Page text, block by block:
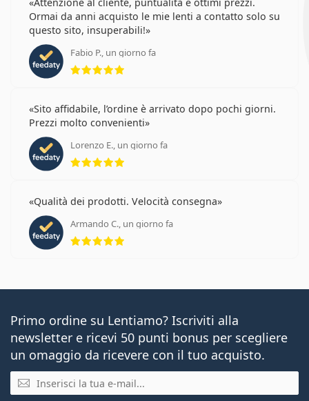
Ormai da anni acquisto le mie lenti a contatto solo su
questo sito, insuperabili!
Fabio P., un giorno fa
Sito affidabile, l’ordine è arrivato dopo pochi giorni.
Prezzi molto convenienti
Lorenzo E., un giorno fa
valutazione 5 di 5
Qualità dei prodotti. Velocità consegna
Armando C., un giorno fa
valutazione 5 di 5
Primo ordine su Lentiamo? Iscriviti alla
newsletter e ricevi 50 punti bonus per scegliere
un omaggio da ricevere con il tuo acquisto.
E-mail